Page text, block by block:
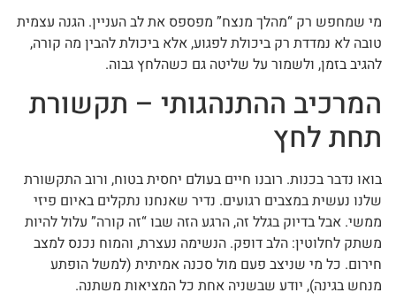
מי שמחפש רק “מהלך מנצח” מפספס את לב העניין. הגנה עצמית
טובה לא נמדדת רק ביכולת לפגוע, אלא ביכולת להבין מה קורה,
להגיב בזמן, ולשמור על שליטה גם כשהלחץ גבוה.
המרכיב ההתנהגותי – תקשורת
תחת לחץ
בואו נדבר בכנות. רובנו חיים בעולם יחסית בטוח, ורוב התקשורת
שלנו נעשית במצבים רגועים. נדיר שאנחנו נתקלים באיום פיזי
ממשי. אבל בדיוק בגלל זה, הרגע הזה שבו “זה קורה” עלול להיות
משתק לחלוטין: הלב דופק. הנשימה נעצרת, והמוח נכנס למצב
חירום. כל מי שניצב פעם מול סכנה אמיתית (למשל הופתע
מנחש בגינה), יודע שבשניה אחת כל המציאות משתנה.